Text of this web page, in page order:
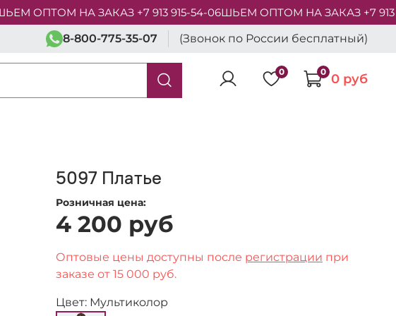
ОПТОМ НА ЗАКАЗ +7 913 915-54-06ШЬЕМ ОПТОМ НА ЗАКАЗ +7 913
8-800-775-35-07 (Звонок по России бесплатный)
0 0 0 руб
5097 Платье
Розничная цена:
4 200 руб
Оптовые цены доступны после регистрации при
заказе от 15 000 руб.
Цвет: Мультиколор